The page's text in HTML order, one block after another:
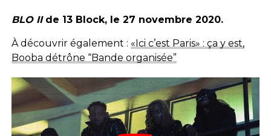
BLO IIde 13 Block, le 27 novembre 2020.
À découvrir également : «Ici c’est Paris» : ça y est,
Booba détrône “Bande organisée”